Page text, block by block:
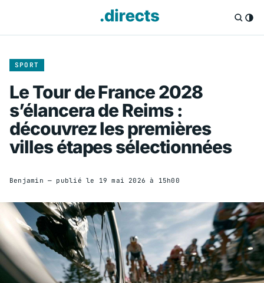
SPORT
Le Tour de France 2028
s’élancera de Reims :
découvrez les premières
villes étapes sélectionnées
Benjamin — publié le 19 mai 2026 à 15h00